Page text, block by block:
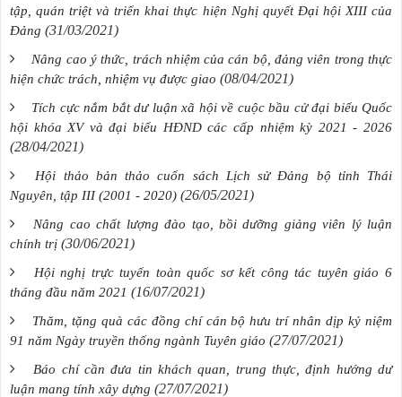
tập, quán triệt và triển khai thực hiện Nghị quyết Đại hội XIII của
Đảng (31/03/2021)
Nâng cao ý thức, trách nhiệm của cán bộ, đảng viên trong thực
hiện chức trách, nhiệm vụ được giao (08/04/2021)
Tích cực nắm bắt dư luận xã hội về cuộc bầu cử đại biểu Quốc
hội khóa XV và đại biểu HĐND các cấp nhiệm kỳ 2021 - 2026
(28/04/2021)
Hội thảo bản thảo cuốn sách Lịch sử Đảng bộ tỉnh Thái
Nguyên, tập III (2001 - 2020) (26/05/2021)
Nâng cao chất lượng đào tạo, bồi dưỡng giảng viên lý luận
chính trị (30/06/2021)
Hội nghị trực tuyến toàn quốc sơ kết công tác tuyên giáo 6
tháng đầu năm 2021 (16/07/2021)
Thăm, tặng quà các đồng chí cán bộ hưu trí nhân dịp kỷ niệm
91 năm Ngày truyền thống ngành Tuyên giáo (27/07/2021)
Báo chí cần đưa tin khách quan, trung thực, định hướng dư
luận mang tính xây dựng (27/07/2021)